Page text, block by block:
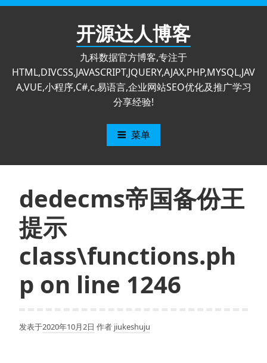
跳
开源达人博客
九科数据官方博客,专注于
HTML,DIVCSS,JAVASCRIPT,JQUERY,AJAX,PHP,MYSQL,JAV
A,VUE,小程序,C#,c,易语言,企业网站SEO优化及推广学习
分享经验!
菜单
dedecms帝国备份王
提示
class\functions.ph
p on line 1246
发表于2020年10月2日 作者 jiukeshuju